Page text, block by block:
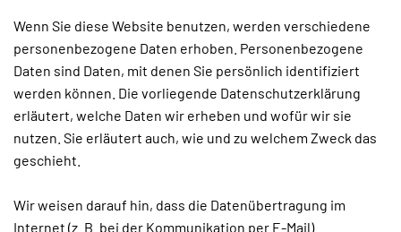
Wenn Sie diese Website benutzen, werden verschiedene
personenbezogene Daten erhoben. Personenbezogene
Daten sind Daten, mit denen Sie persönlich identifiziert
werden können. Die vorliegende Datenschutzerklärung
erläutert, welche Daten wir erheben und wofür wir sie
nutzen. Sie erläutert auch, wie und zu welchem Zweck das
geschieht.
Wir weisen darauf hin, dass die Datenübertragung im
Internet (z. B. bei der Kommunikation per E-Mail)